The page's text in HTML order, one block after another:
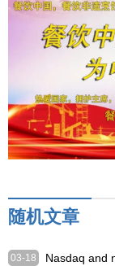
随机文章
03-18
Nasdaq and